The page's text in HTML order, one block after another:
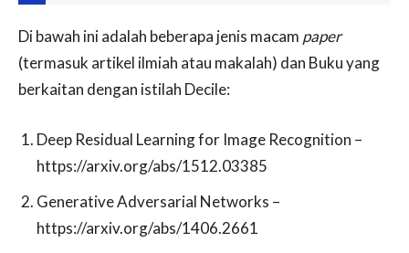
Di bawah ini adalah beberapa jenis macam paper
(termasuk artikel ilmiah atau makalah) dan Buku yang
berkaitan dengan istilah Decile:
Deep Residual Learning for Image Recognition –
https://arxiv.org/abs/1512.03385
Generative Adversarial Networks –
https://arxiv.org/abs/1406.2661